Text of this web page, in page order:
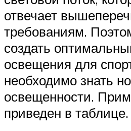
отвечает
требованиям.
создать
освещения для
необходимо знать
освещенности.
приведен в таблице.